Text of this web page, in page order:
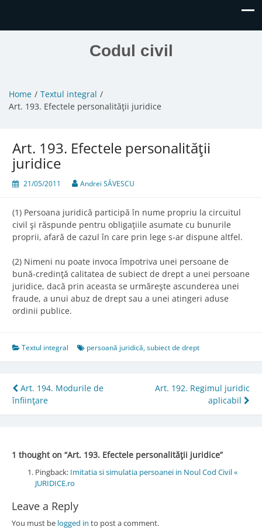
Codul civil
Home
Textul integral
Art. 193. Efectele personalităţii juridice
Art. 193. Efectele personalităţii
juridice
21/05/2011 Andrei SĂVESCU
(1) Persoana juridică participă în nume propriu la circuitul
civil şi răspunde pentru obligaţiile asumate cu bunurile
proprii, afară de cazul în care prin lege s-ar dispune altfel.
(2) Nimeni nu poate invoca împotriva unei persoane de
bună-credinţă calitatea de subiect de drept a unei persoane
juridice, dacă prin aceasta se urmăreşte ascunderea unei
fraude, a unui abuz de drept sau a unei atingeri aduse
ordinii publice.
Textul integral persoană juridică,subiect de drept
Post
navigation
Art. 194. Modurile de
înfiinţare
Art. 192. Regimul juridic
aplicabil
1 thought on “Art. 193. Efectele personalităţii juridice”
Pingback: Imitatia si simulatia persoanei in Noul Cod Civil «
JURIDICE.ro
Leave a Reply
You must be logged in to post a comment.